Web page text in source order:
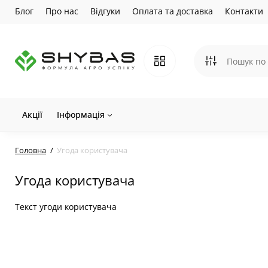
Блог Про нас Відгуки Оплата та доставка Контакти
Акції Інформація
Головна Угода користувача
Угода користувача
Текст угоди користувача